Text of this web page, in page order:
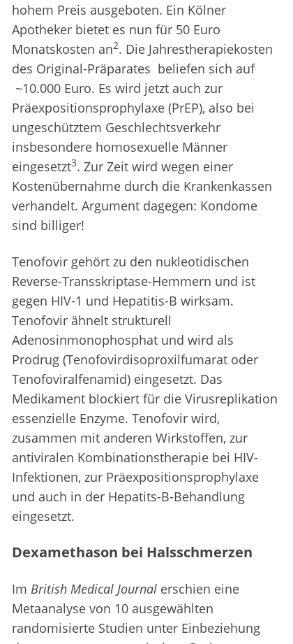
hohem Preis ausgeboten. Ein Kölner
Apotheker bietet es nun für 50 Euro
Monatskosten an2. Die Jahrestherapiekosten
des Original-Präparates beliefen sich auf
~10.000 Euro. Es wird jetzt auch zur
Präexpositionsprophylaxe (PrEP), also bei
ungeschütztem Geschlechtsverkehr
insbesondere homosexuelle Männer
eingesetzt3. Zur Zeit wird wegen einer
Kostenübernahme durch die Krankenkassen
verhandelt. Argument dagegen: Kondome
sind billiger!
Tenofovir gehört zu den nukleotidischen
Reverse-Transskriptase-Hemmern und ist
gegen HIV-1 und Hepatitis-B wirksam.
Tenofovir ähnelt strukturell
Adenosinmonophosphat und wird als
Prodrug (Tenofovirdisoproxilfumarat oder
Tenofoviralfenamid) eingesetzt. Das
Medikament blockiert für die Virusreplikation
essenzielle Enzyme. Tenofovir wird,
zusammen mit anderen Wirkstoffen, zur
antiviralen Kombinationstherapie bei HIV-
Infektionen, zur Präexpositionsprophylaxe
und auch in der Hepatits-B-Behandlung
eingesetzt.
Dexamethason bei Halsschmerzen
Im British Medical Journal erschien eine
Metaanalyse von 10 ausgewählten
randomisierte Studien unter Einbeziehung